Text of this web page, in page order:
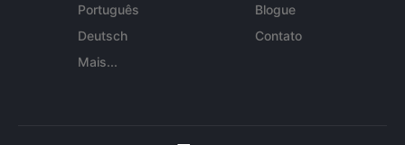
Português
Deutsch
Mais...
Blogue
Contato